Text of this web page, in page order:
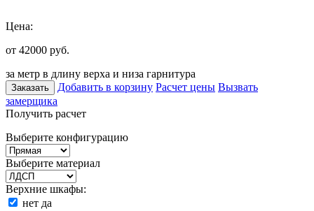
Цена:
от 42000 руб.
за метр в длину верха и низа гарнитура
Заказать Добавить в корзину Расчет цены Вызвать
замерщика
Получить расчет
Выберите конфигурацию
Выберите материал
Верхние шкафы:
нет да